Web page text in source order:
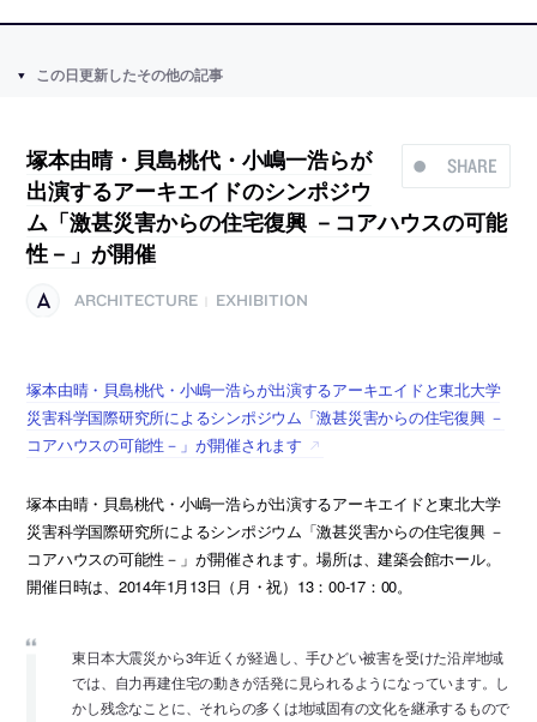
この日更新したその他の記事
SHARE
塚本由晴・貝島桃代・小嶋一浩らが
出演するアーキエイドのシンポジウ
ム「激甚災害からの住宅復興 －コアハウスの可能
性－」が開催
ARCHITECTURE EXHIBITION
塚本由晴・貝島桃代・小嶋一浩らが出演するアーキエイドと東北大学
災害科学国際研究所によるシンポジウム「激甚災害からの住宅復興 －
コアハウスの可能性－」が開催されます
塚本由晴・貝島桃代・小嶋一浩らが出演するアーキエイドと東北大学
災害科学国際研究所によるシンポジウム「激甚災害からの住宅復興 －
コアハウスの可能性－」が開催されます。場所は、建築会館ホール。
開催日時は、2014年1月13日（月・祝）13：00-17：00。
東日本大震災から3年近くが経過し、手ひどい被害を受けた沿岸地域
では、自力再建住宅の動きが活発に見られるようになっています。し
かし残念なことに、それらの多くは地域固有の文化を継承するもので